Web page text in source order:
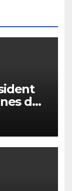
du
doit
des